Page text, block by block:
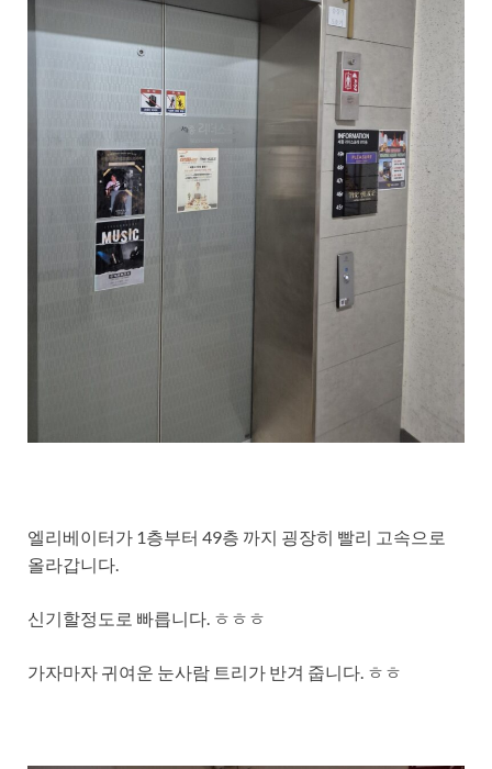
엘리베이터가 1층부터 49층 까지 굉장히 빨리 고속으로
올라갑니다.
신기할정도로 빠릅니다. ㅎㅎㅎ
가자마자 귀여운 눈사람 트리가 반겨 줍니다. ㅎㅎ